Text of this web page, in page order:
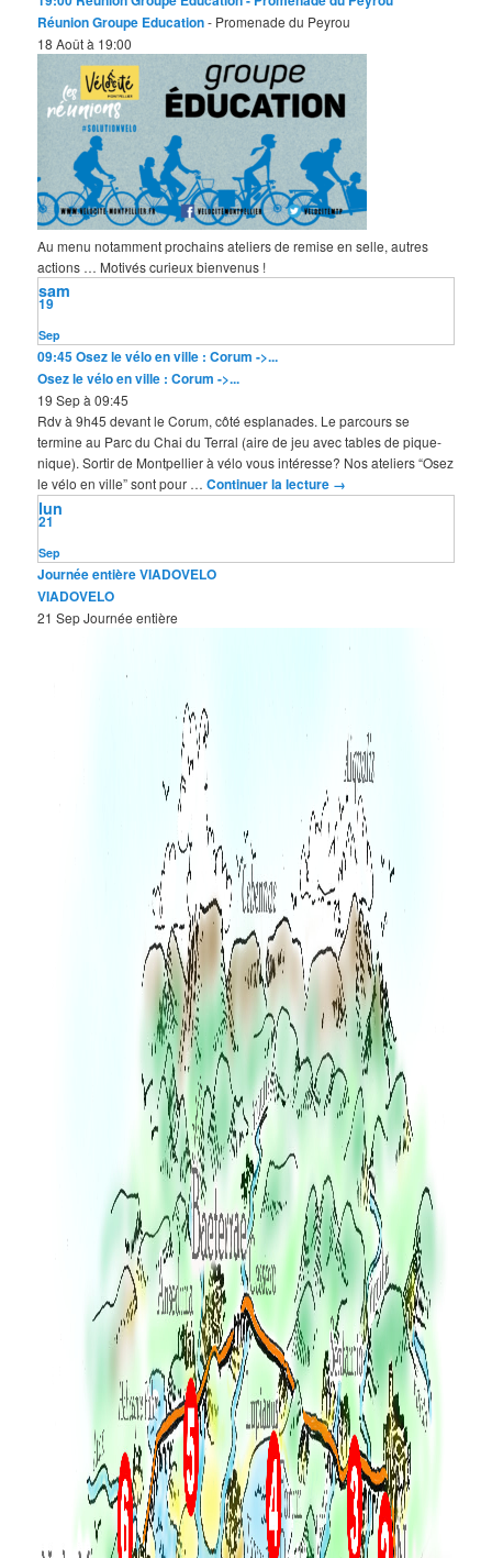
Réunion Groupe Education- Promenade du Peyrou
18 Août à 19:00
Au menu notamment prochains ateliers de remise en selle, autres
actions … Motivés curieux bienvenus !
Sep
19
sam
09:45Osez le vélo en ville : Corum ->...
Osez le vélo en ville : Corum ->...
19 Sep à 09:45
Rdv à 9h45 devant le Corum, côté esplanades. Le parcours se
termine au Parc du Chai du Terral (aire de jeu avec tables de pique-
nique). Sortir de Montpellier à vélo vous intéresse? Nos ateliers “Osez
le vélo en ville” sont pour …Continuer la lecture →
Sep
21
lun
Journée entièreVIADOVELO
VIADOVELO
21 SepJournée entière